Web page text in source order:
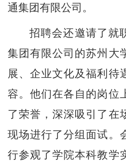
通集团有限公司。
招聘会还邀请了就
集团有限公司的苏州大
展、企业文化及福利待
容。他们在各自的岗位
了荣誉，深深吸引了在
现场进行了分组面试。
行参观了学院本科教学